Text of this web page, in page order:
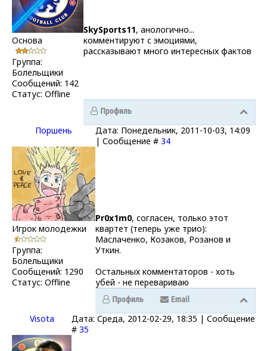
Основа
Группа:
Болельщики
Сообщений: 142
Статус: Offline
SkySports11, анологично...
комментируют с эмоциями,
рассказывают много интересных фактов
Поршень
Дата: Понедельник, 2011-10-03, 14:09
| Сообщение # 34
Игрок молодежки
Группа:
Болельщики
Сообщений: 1290
Статус: Offline
Pr0x1m0, согласен, только этот
квартет (теперь уже трио):
Маслаченко, Козаков, Розанов и
Уткин.
Остальных комментаторов - хоть
убей - не перевариваю
Visota
Дата: Среда, 2012-02-29, 18:35 | Сообщение
# 35